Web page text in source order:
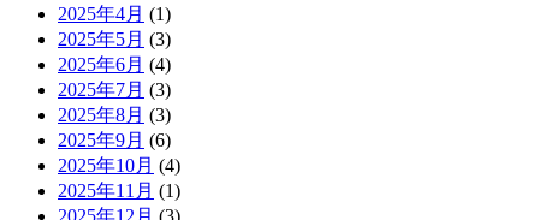
2025年4月 (1)
2025年5月 (3)
2025年6月 (4)
2025年7月 (3)
2025年8月 (3)
2025年9月 (6)
2025年10月 (4)
2025年11月 (1)
2025年12月 (3)